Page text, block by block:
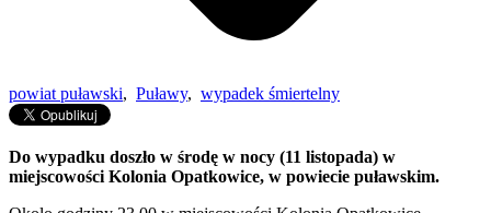
powiat puławski, Puławy, wypadek śmiertelny
Do wypadku doszło w środę w nocy (11 listopada) w
miejscowości Kolonia Opatkowice, w powiecie puławskim.